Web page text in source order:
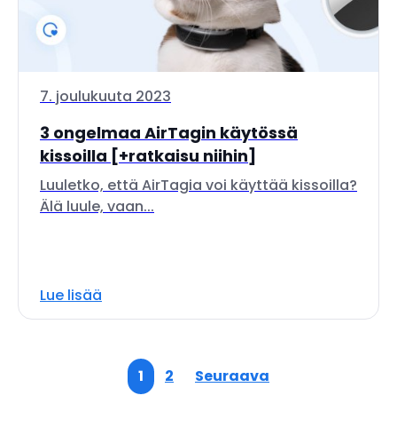
7. joulukuuta 2023
3 ongelmaa AirTagin käytössä
kissoilla [+ratkaisu niihin]
Luuletko, että AirTagia voi käyttää kissoilla?
Älä luule, vaan...
Lue lisää
1 2 Seuraava